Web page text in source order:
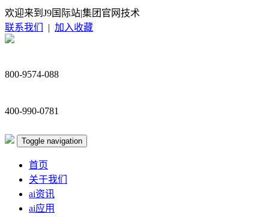
欢迎来到J9国际站|集团官网技术
联系我们
| 加入收藏
800-9574-088
400-990-0781
Toggle navigation
首页
关于我们
ai资讯
ai应用